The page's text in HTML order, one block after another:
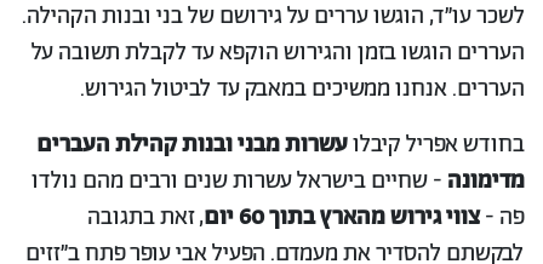
לשכר עו״ד, הוגשו עררים על גירושם של בני ובנות הקהילה.
העררים הוגשו בזמן והגירוש הוקפא עד לקבלת תשובה על
העררים. אנחנו ממשיכים במאבק עד לביטול הגירוש.
בחודש אפריל קיבלועשרות מבני ובנות קהילת העברים
מדימונה - שחיים בישראל עשרות שנים ורבים מהם נולדו
פה -צווי גירוש מהארץ בתוך 60 יום
, זאת בתגובה
לבקשתם להסדיר את מעמדם. הפעיל אבי עופר פתח ב״זזים